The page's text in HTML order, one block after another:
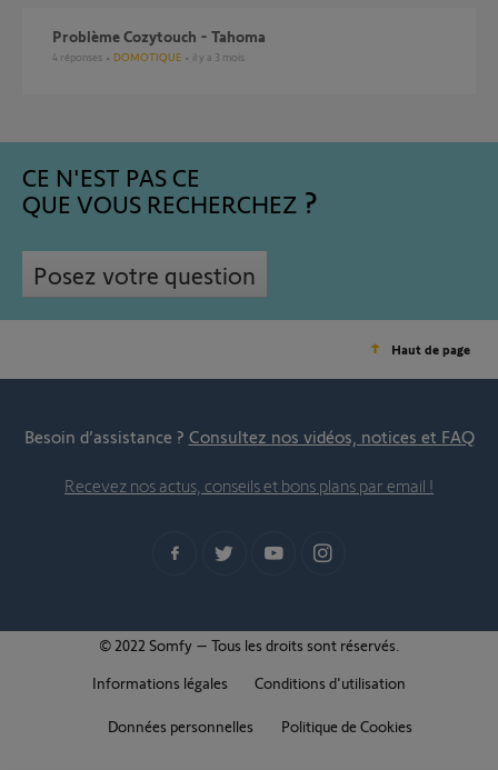
Problème Cozytouch - Tahoma
4 réponses DOMOTIQUE il y a 3 mois
CE N'EST PAS CE
QUE VOUS RECHERCHEZ
Posez votre question
Haut de page
Besoin d’assistance ? Consultez nos vidéos, notices et FAQ
Recevez nos actus, conseils et bons plans par email !
© 2022 Somfy – Tous les droits sont réservés.
Informations légales
Conditions d'utilisation
Données personnelles Politique de Cookies